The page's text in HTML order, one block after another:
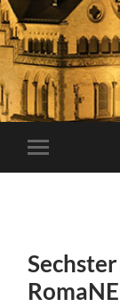
Mobile-
Menü